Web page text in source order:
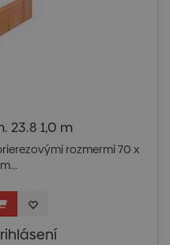
23.8 1,0 m
rozmermi 70 x